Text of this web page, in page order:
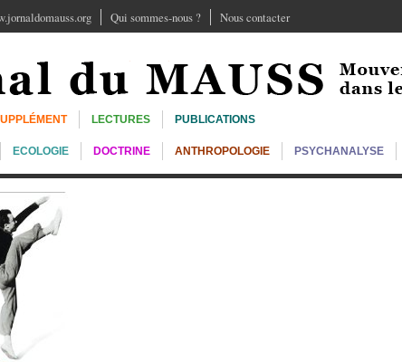
Qui sommes-nous ? Nous contacter
LECTURES PUBLICATIONS
ECOLOGIE DOCTRINE ANTHROPOLOGIE PSYCHANALYSE